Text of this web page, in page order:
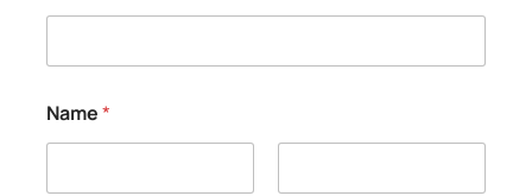
Name*